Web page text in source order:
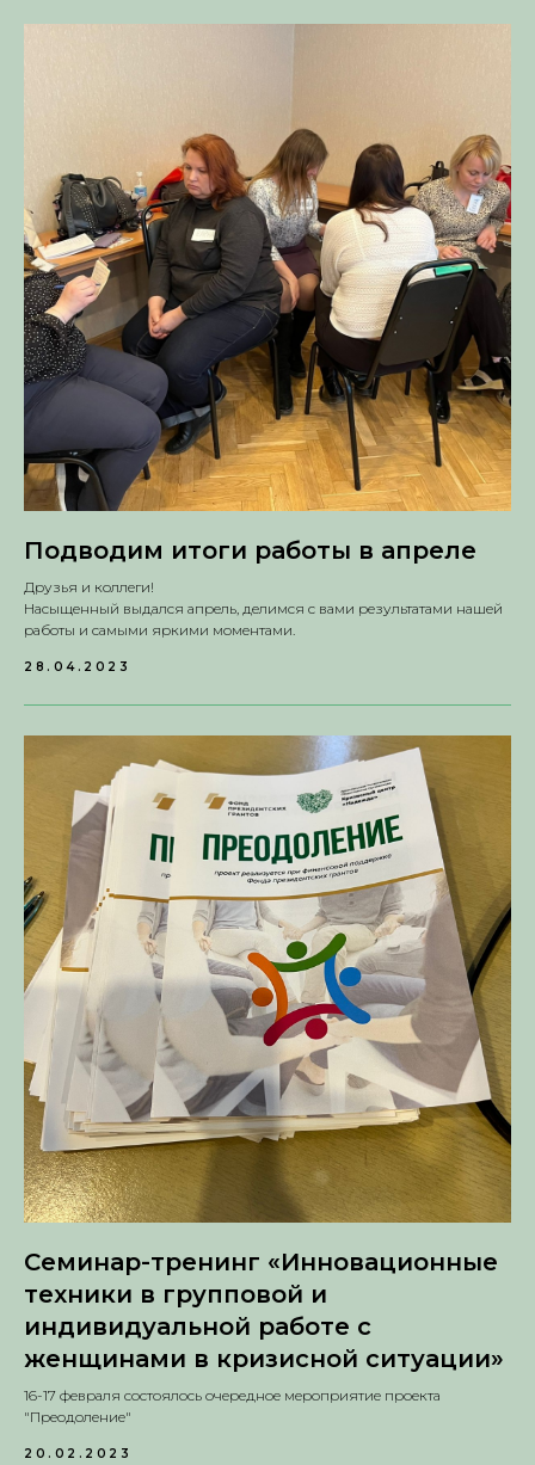
Подводим итоги работы в апреле
Друзья и коллеги!
Насыщенный выдался апрель, делимся с вами результатами нашей
работы и самыми яркими моментами.
28.04.2023
Семинар-тренинг «Инновационные
техники в групповой и
индивидуальной работе с
женщинами в кризисной ситуации»
16-17 февраля состоялось очередное мероприятие проекта
"Преодоление"
20.02.2023